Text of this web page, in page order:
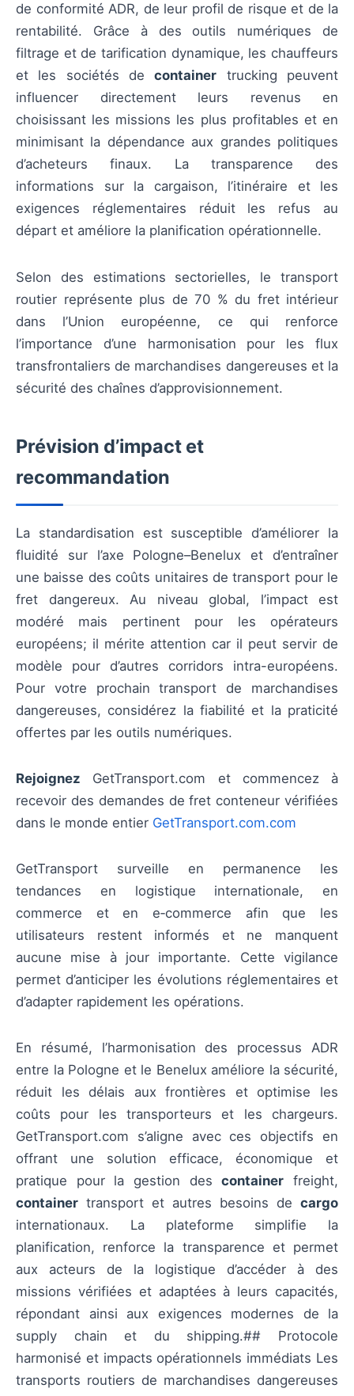
de conformité ADR, de leur profil de risque et de la
rentabilité. Grâce à des outils numériques de
filtrage et de tarification dynamique, les chauffeurs
et les sociétés decontainer trucking peuvent
influencer directement leurs revenus en
choisissant les missions les plus profitables et en
minimisant la dépendance aux grandes politiques
d’acheteurs finaux. La transparence des
informations sur la cargaison, l’itinéraire et les
exigences réglementaires réduit les refus au
départ et améliore la planification opérationnelle.
Selon des estimations sectorielles, le transport
routier représente plus de 70 % du fret intérieur
dans l’Union européenne, ce qui renforce
l’importance d’une harmonisation pour les flux
transfrontaliers de marchandises dangereuses et la
sécurité des chaînes d’approvisionnement.
Prévision d’impact et
recommandation
La standardisation est susceptible d’améliorer la
fluidité sur l’axe Pologne–Benelux et d’entraîner
une baisse des coûts unitaires de transport pour le
fret dangereux. Au niveau global, l’impact est
modéré mais pertinent pour les opérateurs
européens; il mérite attention car il peut servir de
modèle pour d’autres corridors intra-européens.
Pour votre prochain transport de marchandises
dangereuses, considérez la fiabilité et la praticité
offertes par les outils numériques.
Rejoignez GetTransport.com et commencez à
recevoir des demandes de fret conteneur vérifiées
dans le monde entier GetTransport.com.com
GetTransport surveille en permanence les
tendances en logistique internationale, en
commerce et en e‑commerce afin que les
utilisateurs restent informés et ne manquent
aucune mise à jour importante. Cette vigilance
permet d’anticiper les évolutions réglementaires et
d’adapter rapidement les opérations.
En résumé, l’harmonisation des processus ADR
entre la Pologne et le Benelux améliore la sécurité,
réduit les délais aux frontières et optimise les
coûts pour les transporteurs et les chargeurs.
GetTransport.com s’aligne avec ces objectifs en
offrant une solution efficace, économique et
pratique pour la gestion descontainer freight,
container transport et autres besoins de cargo
internationaux. La plateforme simplifie la
planification, renforce la transparence et permet
aux acteurs de la logistique d’accéder à des
missions vérifiées et adaptées à leurs capacités,
répondant ainsi aux exigences modernes de la
supply chain et du shipping.## Protocole
harmonisé et impacts opérationnels immédiats Les
transports routiers de marchandises dangereuses